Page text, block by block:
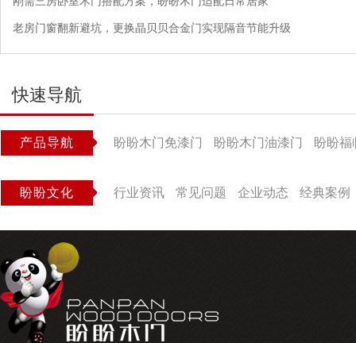
老房门窗翻新避坑，更换晶贝贝合金门实现隔音节能升级
快速导航
产品导航 盼盼木门免漆门 盼盼木门油漆门 盼盼福
盼盼文化 行业资讯 常见问题 企业动态 经典案例